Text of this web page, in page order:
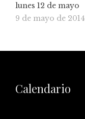
lunes 12 de mayo
9 de mayo de 2014
Calendario